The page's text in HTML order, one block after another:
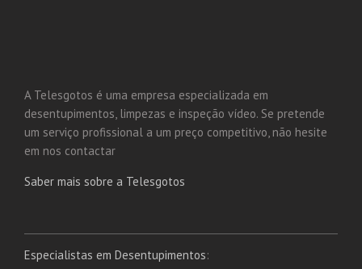
A Telesgotos é uma empresa especializada em
desentupimentos, limpezas e inspeção vídeo. Se pretende
um serviço profissional a um preço competitivo, não hesite
em nos contactar
Saber mais sobre a Telesgotos
Especialistas em Desentupimentos: